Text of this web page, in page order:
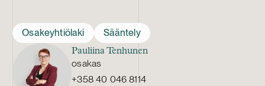
Osakeyhtiölaki Sääntely
Pauliina Tenhunen
osakas
+358 40 046 8114